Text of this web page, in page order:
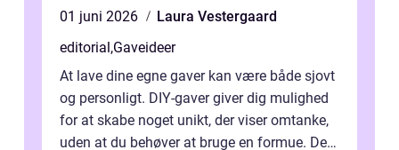
01 juni 2026
Laura Vestergaard
editorial ,Gaveideer
At lave dine egne gaver kan være både sjovt
og personligt. DIY-gaver giver dig mulighed
for at skabe noget unikt, der viser omtanke,
uden at du behøver at bruge en formue. Det